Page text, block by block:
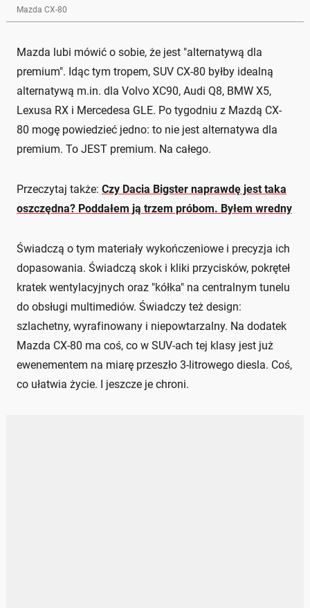
Mazda CX-80
Mazda lubi mówić o sobie, że jest "alternatywą dla
premium". Idąc tym tropem, SUV CX-80 byłby idealną
alternatywą m.in. dla Volvo XC90, Audi Q8, BMW X5,
Lexusa RX i Mercedesa GLE. Po tygodniu z Mazdą CX-
80 mogę powiedzieć jedno: to nie jest alternatywa dla
premium. To JEST premium. Na całego.
Przeczytaj także: Czy Dacia Bigster naprawdę jest taka
oszczędna? Poddałem ją trzem próbom. Byłem wredny
Świadczą o tym materiały wykończeniowe i precyzja ich
dopasowania. Świadczą skok i kliki przycisków, pokręteł
kratek wentylacyjnych oraz "kółka" na centralnym tunelu
do obsługi multimediów. Świadczy też design:
szlachetny, wyrafinowany i niepowtarzalny. Na dodatek
Mazda CX-80 ma coś, co w SUV-ach tej klasy jest już
ewenementem na miarę przeszło 3-litrowego diesla. Coś,
co ułatwia życie. I jeszcze je chroni.